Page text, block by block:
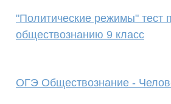
"Политические режимы" тест
обществознанию 9 класс
ОГЭ Обществознание -